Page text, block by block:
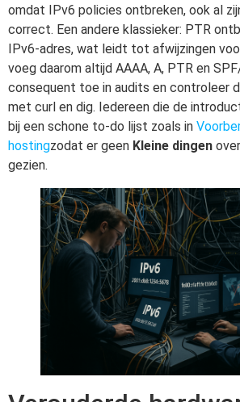
omdat IPv6 policies ontbreken, ook al
correct. Een andere klassieker: PTR
IPv6-adres, wat leidt tot afwijzingen
voeg daarom altijd AAAA, A, PTR en
consequent toe in audits en controleer
met curl en dig. Iedereen die de
bij een schone to-do lijst zoals in
hostingzodat er geen Kleine dingen
gezien.